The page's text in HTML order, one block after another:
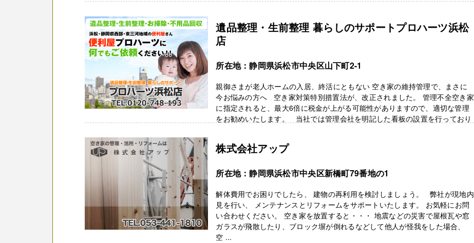
遺品整理・生前整理 暮らしのサポートプロハーツ浜松
店
所在地：静岡県浜松市中央区山下町2-1
親御さまが老人ホームの入居、終活にともない 空き家の維持管理で、まさに
今お悩みの方へ 空き家対策特別措置法が、改正されました。 管理不全空き家
に指定されると、最大6倍に税金が上がる可能性がありますので、適切な管理
をお勧めいたします。 当社では管理会社を明記した看板の設置を行っており
株式会社アップ
所在地：静岡県浜松市中央区新橋町79番地の1
解体費用でお困りでしたら、 建物の再利用を検討しましょう。 弊社が現地内
見を行い、 メンテナンスとリフォームをサポートいたします。 お気軽にお問
い合わせください。 空き家を放置すると・・・ 地震などの災害で屋根瓦や窓
ガラスが飛散したり、ブロック塀が倒れるなどして他人が怪我をした場合、
空 ...